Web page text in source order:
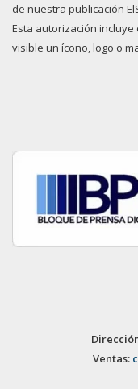
de nuestra publicación
Esta autorización
visible un ícono, logo o
Ventas: